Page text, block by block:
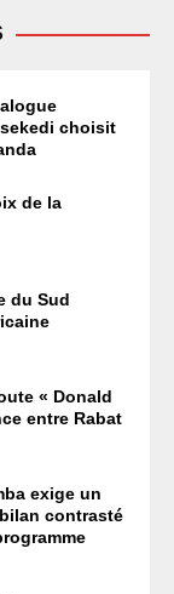
choisit
de la
du Sud
« Donald
entre Rabat
exige un
contrasté